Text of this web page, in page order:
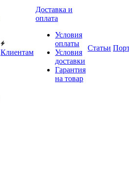
Клиентам
Доставка и
оплата
Условия
оплаты
Условия
доставки
Гарантия
на товар
Статьи